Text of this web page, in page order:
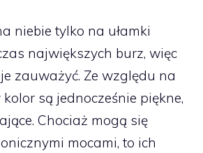
niebie tylko na ułamki
największych burz, więc
zauważyć. Ze względu na
są jednocześnie piękne,
Chociaż mogą się
mocami, to ich